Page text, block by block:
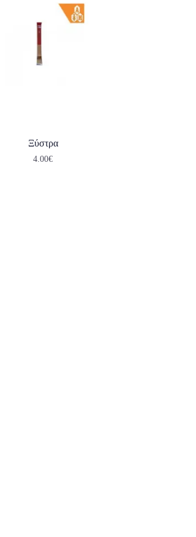
Ξύστρα
4.00€